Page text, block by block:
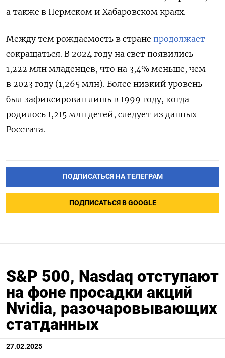
а также в Пермском и Хабаровском краях.
Между тем рождаемость в стране продолжает
сокращаться. В 2024 году на свет появились
1,222 млн младенцев, что на 3,4% меньше, чем
в 2023 году (1,265 млн). Более низкий уровень
был зафиксирован лишь в 1999 году, когда
родилось 1,215 млн детей, следует из данных
Росстата.
ПОДПИСАТЬСЯ НА ТЕЛЕГРАМ
ПОДПИСАТЬСЯ В GOOGLE
S&P 500, Nasdaq отступают
на фоне просадки акций
Nvidia, разочаровывающих
статданных
27.02.2025